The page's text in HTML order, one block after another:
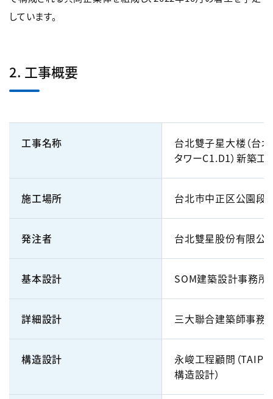
しています。
2. 工事概要
工事名称
台北雙子星大楼（台
タワーC1.D1）新築工
施工場所 台北市中正区公園段
発注者 台北雙星股份有限公
基本設計 SOM建築設計事務所
詳細設計 三大聯合建築師事務
構造設計
永峻工程顧問（
構造設計）